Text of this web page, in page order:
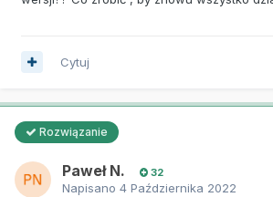
Cytuj
Rozwiązanie
Paweł N. 32
Napisano 4 Października 2022